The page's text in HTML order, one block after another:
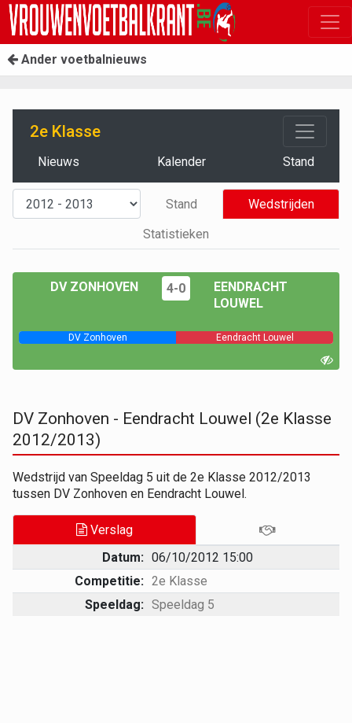
Ander voetbalnieuws
2e Klasse
Nieuws Kalender Stand
Stand
Wedstrijden
Statistieken
DV ZONHOVEN 4-0
EENDRACHT
LOUWEL
DV Zonhoven Eendracht Louwel
DV Zonhoven - Eendracht Louwel (2e Klasse
2012/2013)
Wedstrijd van Speeldag 5 uit de 2e Klasse 2012/2013
tussen DV Zonhoven en Eendracht Louwel.
Verslag
Datum: 06/10/2012 15:00
Competitie: 2e Klasse
Speeldag: Speeldag 5